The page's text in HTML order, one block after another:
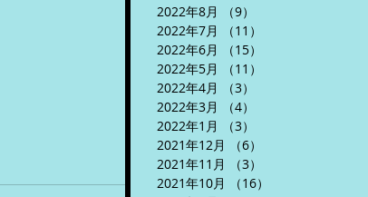
2022年8月
（9）
2022年7月
（11）
2022年6月
（15）
2022年5月
（11）
2022年4月
（3）
2022年3月
（4）
2022年1月
（3）
2021年12月
（6）
2021年11月
（3）
2021年10月
（16）